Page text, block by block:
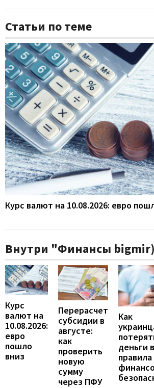
Статьи по теме
Курс валют на 10.08.2026: евро
Внутри "Финансы
Курс
валют на
10.08.2026:
евро
пошло
вниз
Перерасчет
субсидии в
августе:
как
проверить
новую
сумму
через ПФУ
Как
деньги
правила